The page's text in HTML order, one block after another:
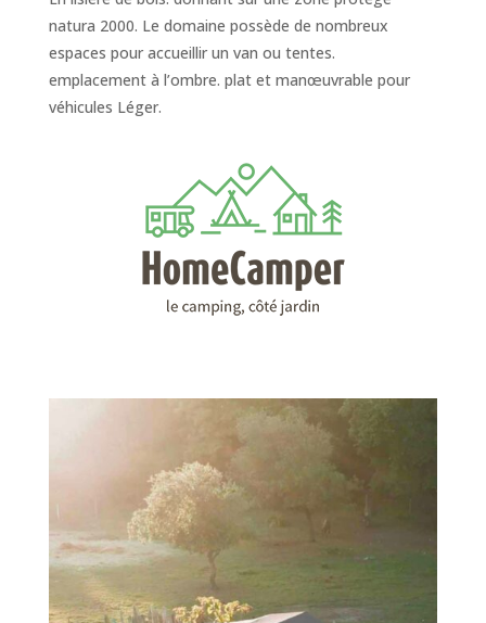
natura 2000. Le domaine possède de nombreux
espaces pour accueillir un van ou tentes.
emplacement à l’ombre. plat et manœuvrable pour
véhicules Léger.